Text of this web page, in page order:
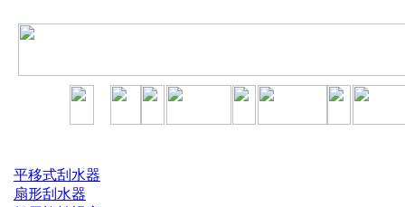
平移式刮水器
扇形刮水器